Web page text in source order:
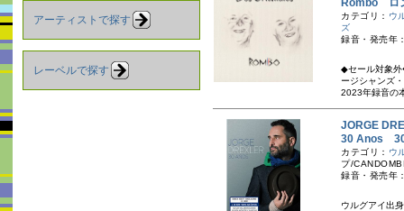
アーティストで探す
レーベルで探す
Rombo ロ
カテゴリ： ウ
ズ
録音・発売
◆セール対象外
ージシャンズ
2023年録音の
JORGE
30 Anos 30
カテゴリ： ウ
プ/
録音・発売年
ウルグアイ出